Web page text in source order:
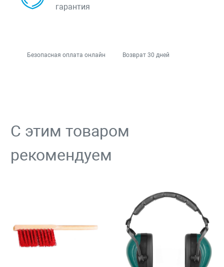
гарантия
Безопасная оплата онлайн Возврат 30 дней
С этим товаром
рекомендуем